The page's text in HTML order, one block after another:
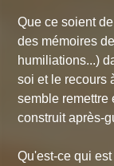
Que ce soient
des mémoires
humiliations...)
soi et le recours
semble remettre
construit après-
Qu'est-ce qui